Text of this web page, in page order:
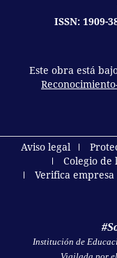
ISSN: 1909-
Este obra está
Aviso legal
Colegio de
Verifica empresa
Institución de